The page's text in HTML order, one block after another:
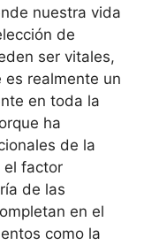
nuestra vida
de
ser vitales,
es realmente un
en toda la
ha
de la
el factor
de las
en el
como la